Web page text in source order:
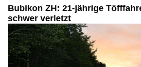
Bubikon ZH: 21-jährige
schwer verletzt